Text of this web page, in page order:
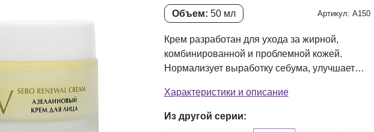
Объем: 50 мл Артикул: А150
Крем разработан для ухода за жирной,
комбинированной и проблемной кожей.
Нормализует выработку себума, улучшает
Характеристики и описание
Из другой серии: